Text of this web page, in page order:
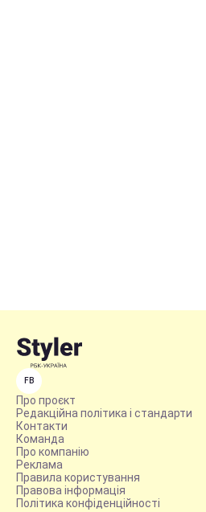
FB
Про проєкт
Редакційна політика і стандарти
Контакти
Команда
Про компанію
Реклама
Правила користування
Правова інформація
Політика конфіденційності